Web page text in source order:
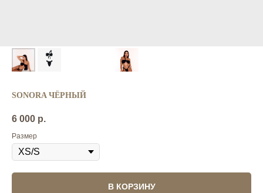
SONORA ЧЁРНЫЙ
6 000 р.
Размер
В КОРЗИНУ